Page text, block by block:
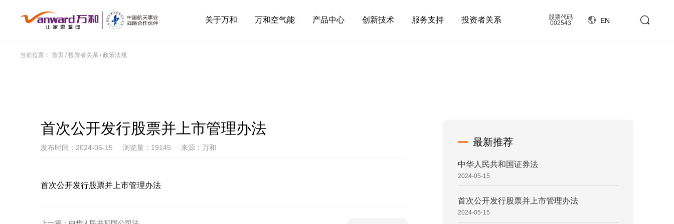
关于万和 万和空气能 产品中心 创新技术 服务支持 投资者关系
股票代码
002543
EN
当前位置：首页 /投资者关系 /政策法规
首次公开发行股票并上市管理办法
发布时间：2024-05-15 浏览量：19145 来源：万和
首次公开发行股票并上市管理办法
最新推荐
中华人民共和国证券法
2024-05-15
首次公开发行股票并上市管理办法
2024-05-15